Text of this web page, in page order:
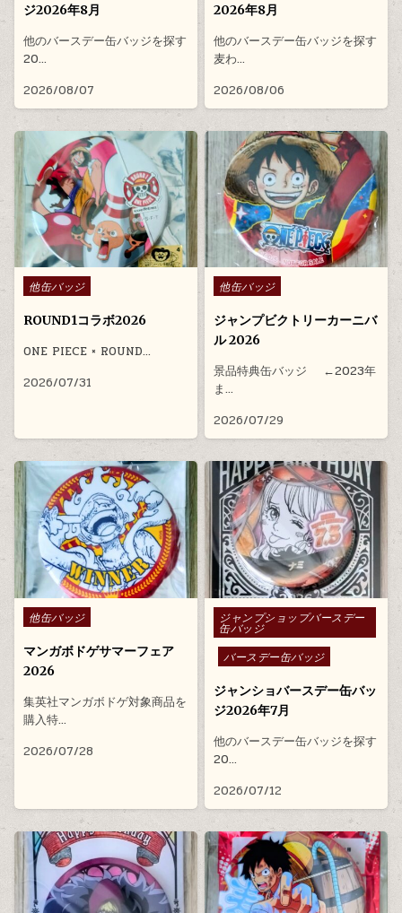
ジ2026年8月
他のバースデー缶バッジを探す
20…
2026/08/07
2026年8月
他のバースデー缶バッジを探す
麦わ…
2026/08/06
Posted in
他缶バッジ
ROUND1コラボ2026
ONE PIECE × ROUND…
2026/07/31
Posted in
他缶バッジ
ジャンプビクトリーカーニバ
ル 2026
景品特典缶バッジ ←2023年
ま…
2026/07/29
Posted in
他缶バッジ
マンガボドゲサマーフェア
2026
集英社マンガボドゲ対象商品を
購入特…
2026/07/28
Posted in
ジャンプショップバースデー
缶バッジ
バースデー缶バッジ
ジャンショバースデー缶バッ
ジ2026年7月
他のバースデー缶バッジを探す
20…
2026/07/12